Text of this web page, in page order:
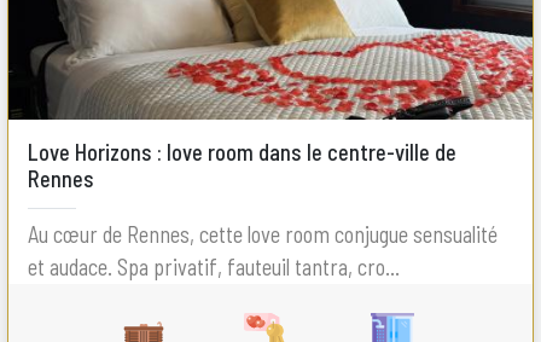
Love Horizons : love room dans le centre-ville de
Rennes
Au cœur de Rennes, cette love room conjugue sensualité
et audace. Spa privatif, fauteuil tantra, cro...